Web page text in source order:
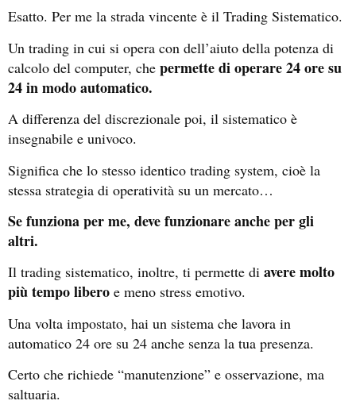
Esatto. Per me la strada vincente è il Trading Sistematico.
Un trading in cui si opera con dell’aiuto della potenza di
calcolo del computer, che permette di operare 24 ore su
24 in modo automatico.
A differenza del discrezionale poi, il sistematico è
insegnabile e univoco.
Significa che lo stesso identico trading system, cioè la
stessa strategia di operatività su un mercato…
Se funziona per me, deve funzionare anche per gli
altri.
Il trading sistematico, inoltre, ti permette di avere molto
più tempo libero e meno stress emotivo.
Una volta impostato, hai un sistema che lavora in
automatico 24 ore su 24 anche senza la tua presenza.
Certo che richiede “manutenzione” e osservazione, ma
saltuaria.